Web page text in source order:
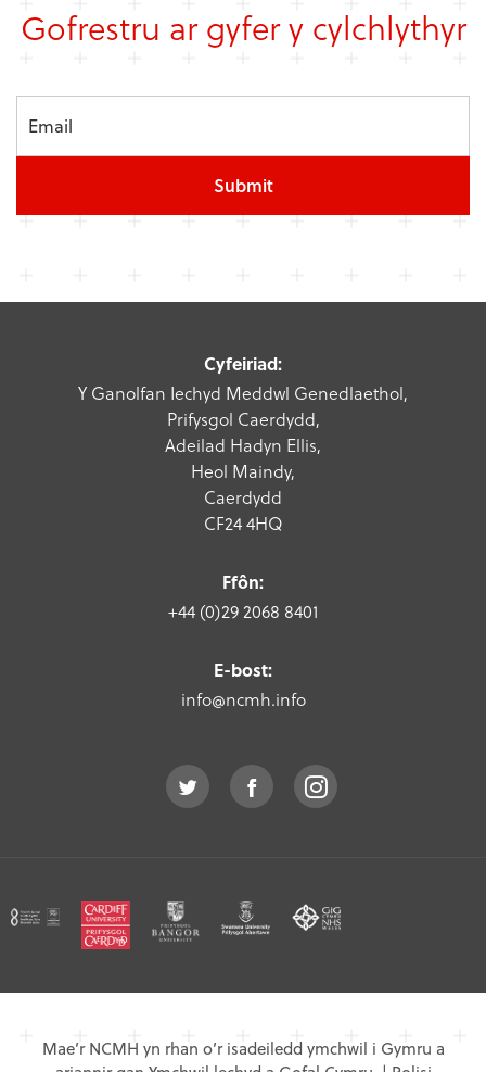
Gofrestru ar gyfer y cylchlythyr
Submit
Cyfeiriad:
Y Ganolfan Iechyd Meddwl Genedlaethol,
Prifysgol Caerdydd,
Adeilad Hadyn Ellis,
Heol Maindy,
Caerdydd
CF24 4HQ
Ffôn:
+44 (0)29 2068 8401
E-bost:
info@ncmh.info
Mae’r NCMH yn rhan o’r isadeiledd ymchwil i Gymru a